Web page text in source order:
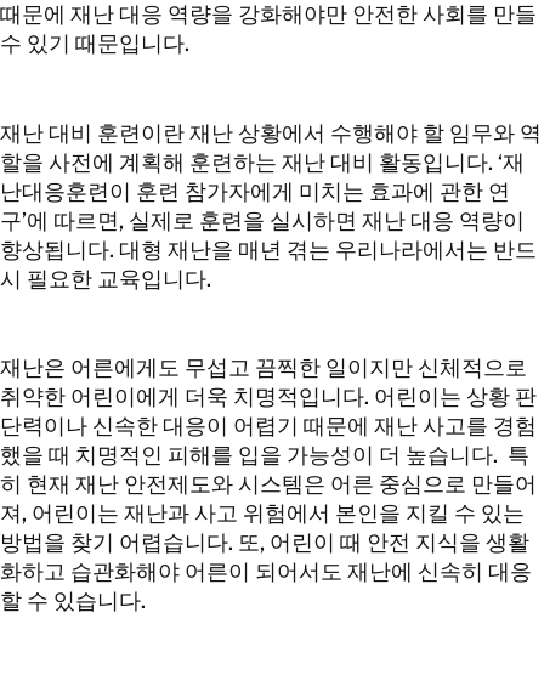
때문에 재난 대응 역량을 강화해야만 안전한 사회를 만들
수 있기 때문입니다.
재난 대비 훈련이란 재난 상황에서 수행해야 할 임무와 역
할을 사전에 계획해 훈련하는 재난 대비 활동입니다. ‘재
난대응훈련이 훈련 참가자에게 미치는 효과에 관한 연
구’에 따르면, 실제로 훈련을 실시하면 재난 대응 역량이
향상됩니다. 대형 재난을 매년 겪는 우리나라에서는 반드
시 필요한 교육입니다.
재난은 어른에게도 무섭고 끔찍한 일이지만 신체적으로
취약한 어린이에게 더욱 치명적입니다. 어린이는 상황 판
단력이나 신속한 대응이 어렵기 때문에 재난 사고를 경험
했을 때 치명적인 피해를 입을 가능성이 더 높습니다. 특
히 현재 재난 안전제도와 시스템은 어른 중심으로 만들어
져, 어린이는 재난과 사고 위험에서 본인을 지킬 수 있는
방법을 찾기 어렵습니다. 또, 어린이 때 안전 지식을 생활
화하고 습관화해야 어른이 되어서도 재난에 신속히 대응
할 수 있습니다.